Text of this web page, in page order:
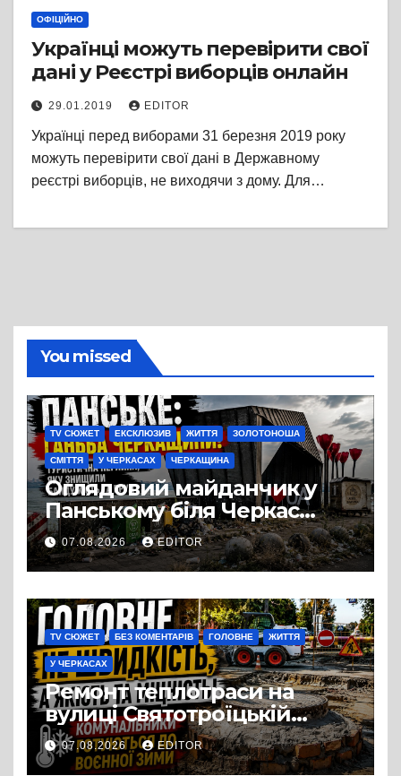
ОФІЦІЙНО
Українці можуть перевірити свої
дані у Реєстрі виборців онлайн
29.01.2019 EDITOR
Українці перед виборами 31 березня 2019 року
можуть перевірити свої дані в Державному
реєстрі виборців, не виходячи з дому. Для…
You missed
TV СЮЖЕТ ЕКСКЛЮЗИВ ЖИТТЯ ЗОЛОТОНОША
СМІТТЯ У ЧЕРКАСАХ ЧЕРКАЩИНА
Оглядовий майданчик у
Панському біля Черкас
перетворився на занедбане
сміттєзвалище
07.08.2026 EDITOR
TV СЮЖЕТ БЕЗ КОМЕНТАРІВ ГОЛОВНЕ ЖИТТЯ
У ЧЕРКАСАХ
Ремонт теплотраси на
вулиці Святотроїцькій
затягнувся порівняно із
запланованими термінами.
07.08.2026 EDITOR